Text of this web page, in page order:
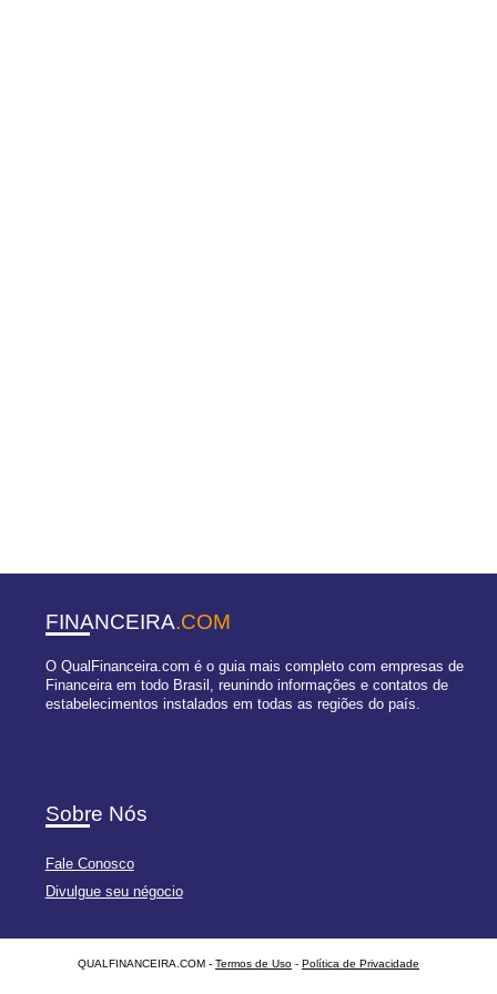
FINANCEIRA.COM
O QualFinanceira.com é o guia mais completo com empresas de
Financeira em todo Brasil, reunindo informações e contatos de
estabelecimentos instalados em todas as regiões do país.
Sobre Nós
Fale Conosco
Divulgue seu négocio
QUALFINANCEIRA.COM - Termos de Uso - Política de Privacidade